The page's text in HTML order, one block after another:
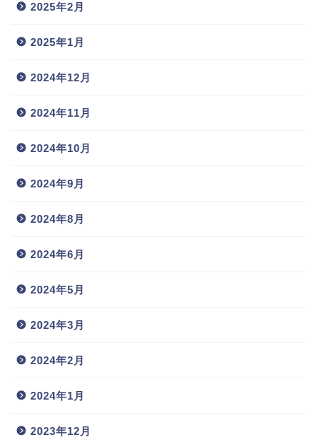
2025年2月
2025年1月
2024年12月
2024年11月
2024年10月
2024年9月
2024年8月
2024年6月
2024年5月
2024年3月
2024年2月
2024年1月
2023年12月